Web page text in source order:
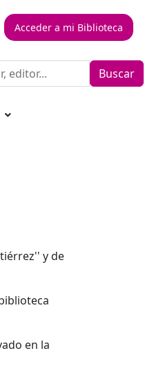
Acceder a mi Biblioteca
Buscar
y de
en la